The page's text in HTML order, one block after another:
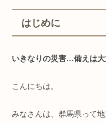
はじめに
いきなりの災害…備えは大
こんにちは。
みなさんは、群馬県って